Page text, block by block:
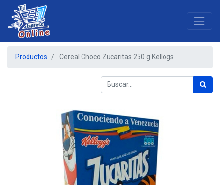
Productos Cereal Choco Zucaritas 250 g Kellogs